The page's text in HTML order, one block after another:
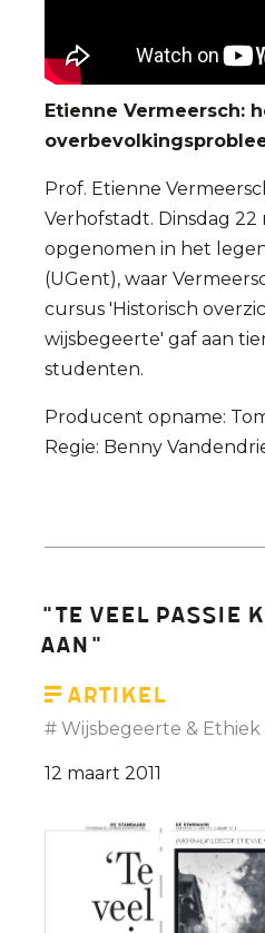
Etienne Vermeersch:
Prof. Etienne
Verhofstadt. Dinsdag 22
opgenomen in het
(UGent), waar
cursus 'Historisch
wijsbegeerte' gaf aan
studenten.
Producent opname:
Regie: Benny
"Te veel passie
aan"
Artikel
Wijsbegeerte & Ethiek
12 maart 2011